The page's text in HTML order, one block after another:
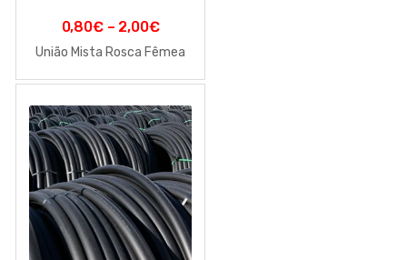
0,80€– 2,00€
União Mista Rosca Fêmea